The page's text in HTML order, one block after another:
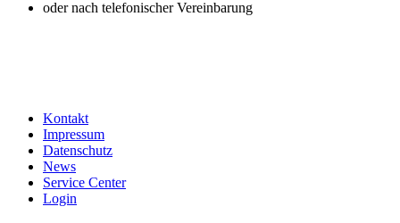
oder nach telefonischer Vereinbarung
Kontakt
Impressum
Datenschutz
News
Service Center
Login